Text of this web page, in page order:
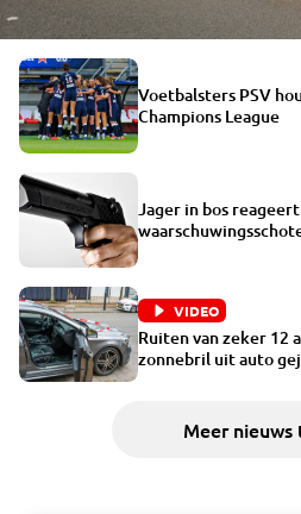
Voetbalsters PSV
Champions League
Jager in bos
VIDEO
Ruiten van zeker 12
zonnebril uit auto
Meer nieuws